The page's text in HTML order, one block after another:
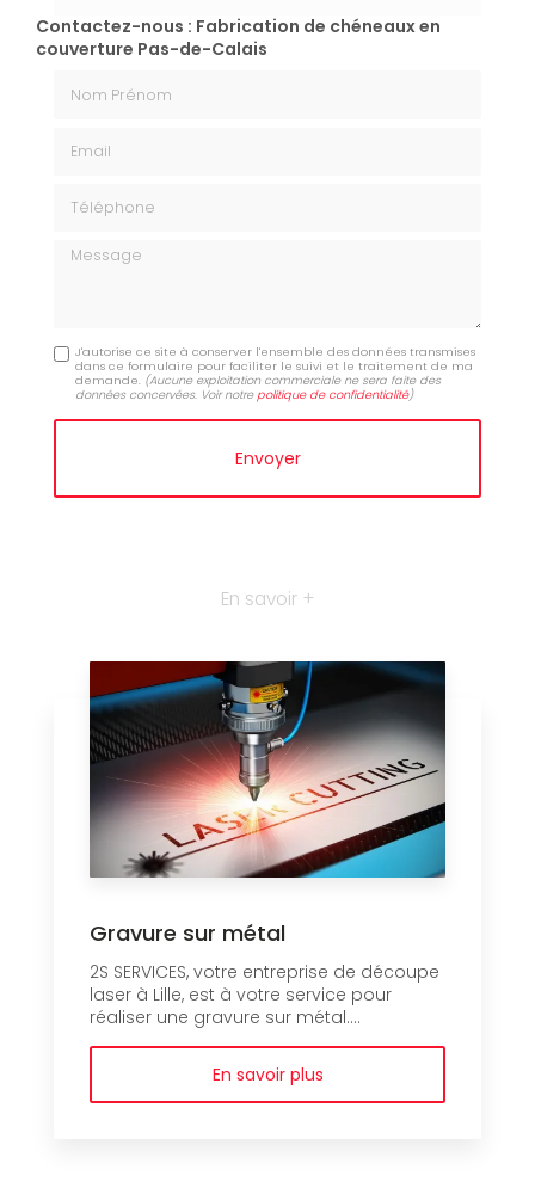
Contactez-nous : Fabrication de chéneaux en
couverture Pas-de-Calais
Message
J'autorise ce site à conserver l'ensemble des données transmises
dans ce formulaire pour faciliter le suivi et le traitement de ma
demande. (Aucune exploitation commerciale ne sera faite des
données concervées. Voir notrepolitique de confidentialité)
En savoir +
Gravure sur métal
2S SERVICES, votre entreprise de découpe
laser à Lille, est à votre service pour
réaliser une gravure sur métal....
En savoir plus